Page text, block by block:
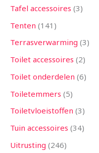
Tafel accessoires 3
Tenten 141
Terrasverwarming 3
Toilet accessoires 2
Toilet onderdelen 6
Toiletemmers 5
Toiletvloeistoffen 3
Tuin accessoires 34
Uitrusting 246